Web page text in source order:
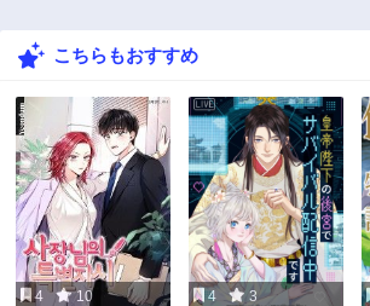
こちらもおすすめ
4 10 4 3